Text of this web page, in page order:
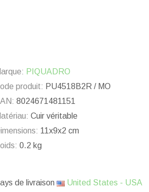
PIQUADRO
produit: PU4518B2R / MO
8024671481151
Cuir véritable
11x9x2 cm
0.2 kg
de livraison United States - USA